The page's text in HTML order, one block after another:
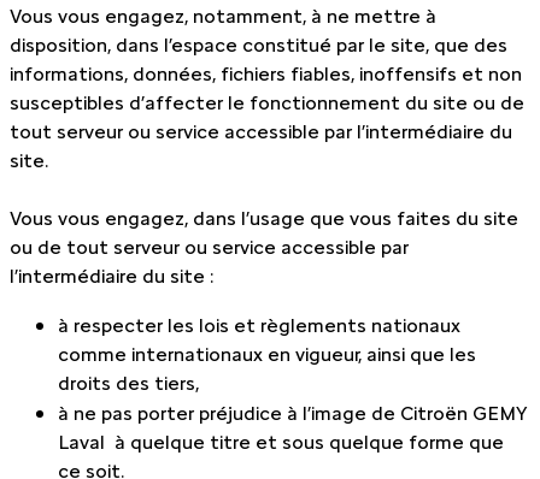
Vous vous engagez, notamment, à ne mettre à
disposition, dans l’espace constitué par le site, que des
informations, données, fichiers fiables, inoffensifs et non
susceptibles d’affecter le fonctionnement du site ou de
tout serveur ou service accessible par l’intermédiaire du
site.
Vous vous engagez, dans l’usage que vous faites du site
ou de tout serveur ou service accessible par
l’intermédiaire du site :
à respecter les lois et règlements nationaux
comme internationaux en vigueur, ainsi que les
droits des tiers,
à ne pas porter préjudice à l’image de Citroën GEMY
Laval à quelque titre et sous quelque forme que
ce soit.